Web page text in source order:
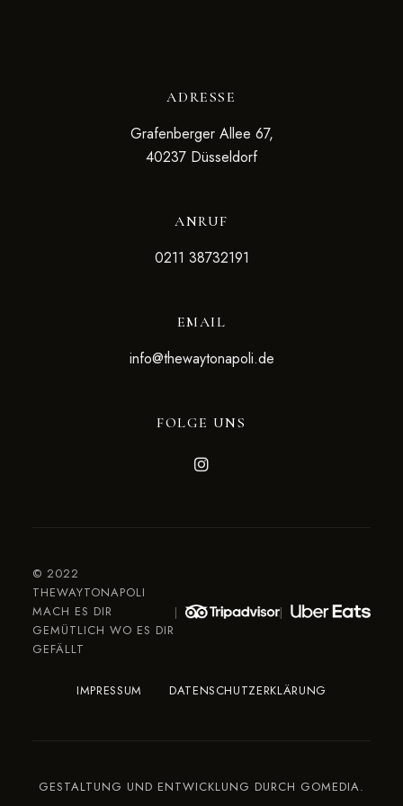
ADRESSE
Grafenberger Allee 67,
40237 Düsseldorf
ANRUF
0211 38732191
EMAIL
info@thewaytonapoli.de
FOLGE UNS
© 2022
THEWAYTONAPOLI
MACH ES DIR
GEMÜTLICH WO ES DIR
GEFÄLLT
IMPRESSUM DATENSCHUTZERKLÄRUNG
GESTALTUNG UND ENTWICKLUNG DURCH GOMEDIA.